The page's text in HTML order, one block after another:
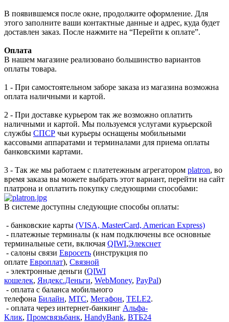
В появившемся после окне, продолжите оформление. Для
этого заполните ваши контактные данные и адрес, куда будет
доставлен заказ. После нажмите на “Перейти к оплате”.
Оплата
В нашем магазине реализовано большинство вариантов
оплаты товара.
1 - При самостоятельном заборе заказа из магазина возможна
оплата наличными и картой.
2 - При доставке курьером так же возможно оплатить
наличными и картой. Мы пользуемся услугами курьерской
службы СПСР чьи курьеры оснащены мобильными
кассовыми аппаратами и терминалами для приема оплаты
банковскими картами.
3 - Так же мы работаем с платетежным агрегатором platron, во
время заказа вы можете выбрать этот вариант, перейти на сайт
платрона и оплатить покупку следующими способами:
В системе доступны следующие способы оплаты:
- банковские карты (VISA, MasterCard, American Express)
- платежные терминалы (к нам подключены все основные
терминальные сети, включая QIWI,Элекснет
- салоны связи Евросеть (инструкция по
оплате Европлат), Связной
- электронные деньги (QIWI
кошелек, Яндекс.Деньги, WebMoney, PayPal)
- оплата с баланса мобильного
телефона Билайн, МТС, Мегафон, TELE2.
- оплата через интернет-банкинг Альфа-
Клик, Промсвязьбанк, HandyBank, ВТБ24